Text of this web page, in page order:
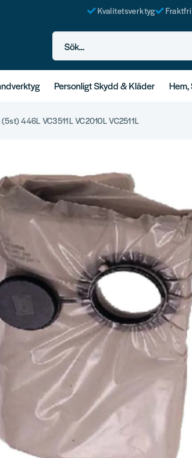
Kvalitetsverktyg
Sök...
Personligt Skydd & Kläder Hem,
446L VC3511L VC2010L VC2511L